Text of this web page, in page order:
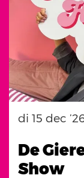
De
Show
di 15 dec